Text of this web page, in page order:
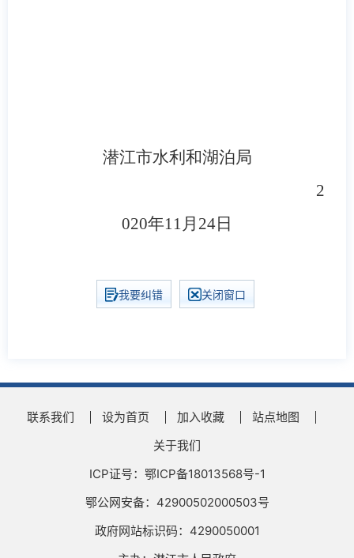
潜江市水利和湖泊局
2
020年11月24日
我要纠错 关闭窗口
联系我们 设为首页 加入收藏
站点地图
关于我们
ICP证号：鄂ICP备18013568号-1
鄂公网安备：42900502000503号
政府网站标识码：4290050001